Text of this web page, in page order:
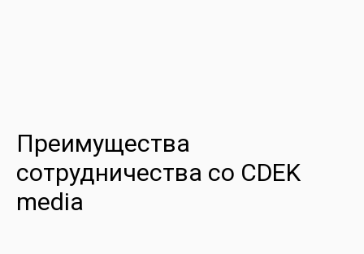
Преимущества
сотрудничества со CDEK
media